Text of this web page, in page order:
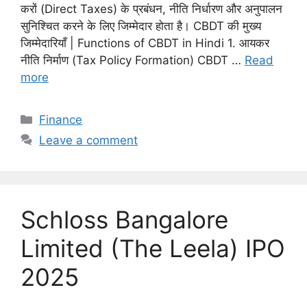
करों (Direct Taxes) के प्रबंधन, नीति निर्धारण और अनुपालन
सुनिश्चित करने के लिए जिम्मेदार होता है। CBDT की मुख्य
जिम्मेदारियाँ | Functions of CBDT in Hindi 1. आयकर
नीति निर्माण (Tax Policy Formation) CBDT … Read
more
C
a
r
i
e
s
Finance
Leave a comment
Schloss Bangalore
Limited (The Leela) IPO
2025